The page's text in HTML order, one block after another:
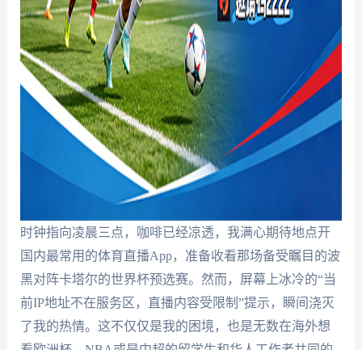
时钟指向凌晨三点，咖啡已经凉透，我满心期待地点开
国内最常用的体育直播App，准备收看那场备受瞩目的波
黑对阵卡塔尔的世界杯预选赛。然而，屏幕上冰冷的“当
前IP地址不在服务区，直播内容受限制”提示，瞬间浇灭
了我的热情。这不仅仅是我的困境，也是无数在海外想